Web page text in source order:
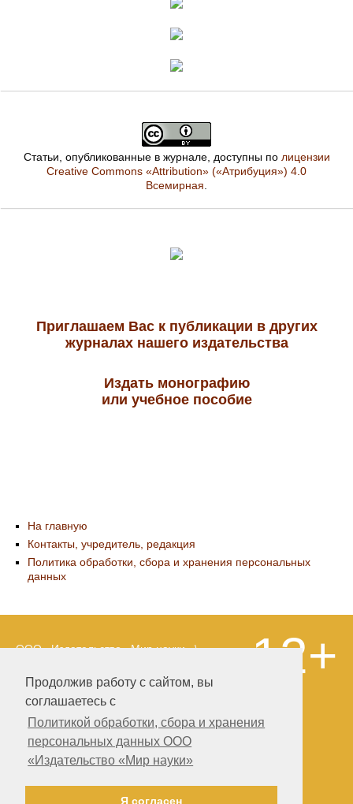
Продолжив работу с сайтом, вы
соглашаетесь с
Политикой обработки, сбора и хранения
персональных данных ООО
«Издательство «Мир науки»
Я согласен
Статьи, опубликованные в журнале, доступны по лицензии
Creative Commons «Attribution» («Атрибуция») 4.0
Всемирная
Приглашаем Вас к публикации в других
журналах нашего издательства
Издать монографию
или учебное пособие
На главную
Контакты, учредитель, редакция
Политика обработки, сбора и хранения персональных
данных
ООО «Издательство «Мир науки» \
LLC Материалы, размещенные на сайте,
охраняются Законом о защите авторских
прав. Публикация любых материалов
этого сайта запрещена без
предварительного согласования с
издательством. Авторские права на
размещенные на сайте научные
12+